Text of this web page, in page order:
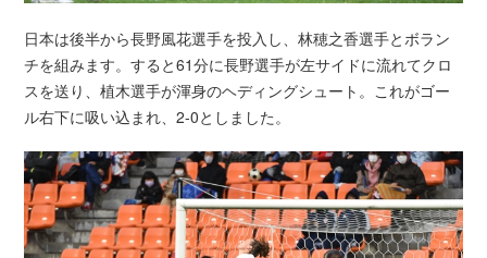
日本は後半から長野風花選手を投入し、林穂之香選手とボラン
チを組みます。すると61分に長野選手が左サイドに流れてクロ
スを送り、植木選手が渾身のヘディングシュート。これがゴー
ル右下に吸い込まれ、2-0としました。